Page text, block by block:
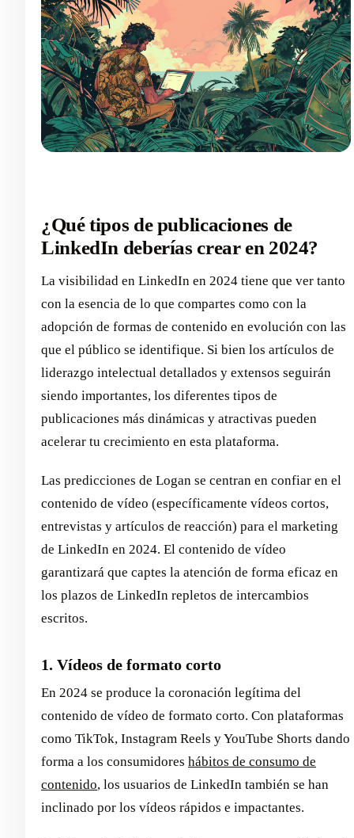
¿Qué tipos de publicaciones de
LinkedIn deberías crear en 2024?
La visibilidad en LinkedIn en 2024 tiene que ver tanto
con la esencia de lo que compartes como con la
adopción de formas de contenido en evolución con las
que el público se identifique. Si bien los artículos de
liderazgo intelectual detallados y extensos seguirán
siendo importantes, los diferentes tipos de
publicaciones más dinámicas y atractivas pueden
acelerar tu crecimiento en esta plataforma.
Las predicciones de Logan se centran en confiar en el
contenido de vídeo (específicamente vídeos cortos,
entrevistas y artículos de reacción) para el marketing
de LinkedIn en 2024. El contenido de vídeo
garantizará que captes la atención de forma eficaz en
los plazos de LinkedIn repletos de intercambios
escritos.
1. Vídeos de formato corto
En 2024 se produce la coronación legítima del
contenido de vídeo de formato corto. Con plataformas
como TikTok, Instagram Reels y YouTube Shorts dando
forma a los consumidores hábitos de consumo de
contenido, los usuarios de LinkedIn también se han
inclinado por los vídeos rápidos e impactantes.